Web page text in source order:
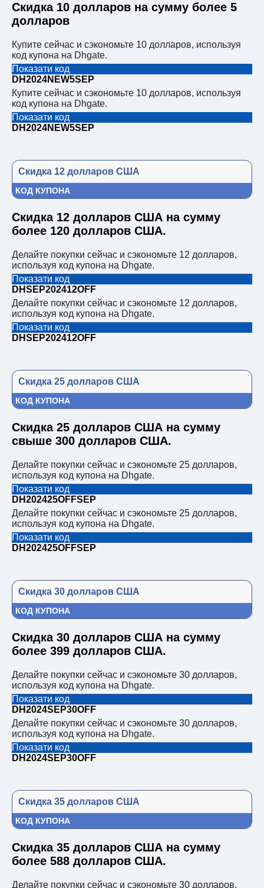
Скидка 10 долларов на сумму более 5
долларов
Купите сейчас и сэкономьте 10 долларов, используя
код купона на Dhgate.
Показати код
DH2024NEW5SEP
Купите сейчас и сэкономьте 10 долларов, используя
код купона на Dhgate.
Показати код
DH2024NEW5SEP
Скидка 12 долларов США
КОД КУПОНА
Скидка 12 долларов США на сумму
более 120 долларов США.
Делайте покупки сейчас и сэкономьте 12 долларов,
используя код купона на Dhgate.
Показати код
DHSEP202412OFF
Делайте покупки сейчас и сэкономьте 12 долларов,
используя код купона на Dhgate.
Показати код
DHSEP202412OFF
Скидка 25 долларов США
КОД КУПОНА
Скидка 25 долларов США на сумму
свыше 300 долларов США.
Делайте покупки сейчас и сэкономьте 25 долларов,
используя код купона на Dhgate.
Показати код
DH202425OFFSEP
Делайте покупки сейчас и сэкономьте 25 долларов,
используя код купона на Dhgate.
Показати код
DH202425OFFSEP
Скидка 30 долларов США
КОД КУПОНА
Скидка 30 долларов США на сумму
более 399 долларов США.
Делайте покупки сейчас и сэкономьте 30 долларов,
используя код купона на Dhgate.
Показати код
DH2024SEP30OFF
Делайте покупки сейчас и сэкономьте 30 долларов,
используя код купона на Dhgate.
Показати код
DH2024SEP30OFF
Скидка 35 долларов США
КОД КУПОНА
Скидка 35 долларов США на сумму
более 588 долларов США.
Делайте покупки сейчас и сэкономьте 30 долларов,